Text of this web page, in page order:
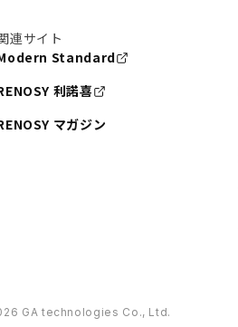
連サイト
Standard
利諾喜
マガジン
GA technologies Co., Ltd.